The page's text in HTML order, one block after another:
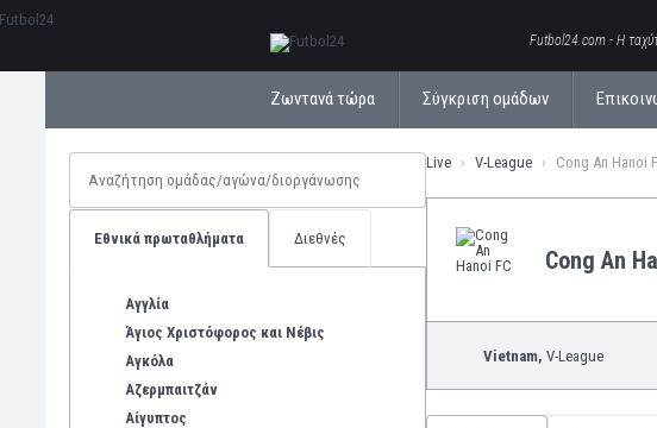
Futbol24.com - Η
Ζωντανά τώρα Σύγκριση ομάδων
Εθνικά πρωταθλήματα Διεθνές
Αγγλία
Άγιος Χριστόφορος και Νέβις
Αγκόλα
Αζερμπαιτζάν
Αίγυπτος
Live V-League
Cong An
Vietnam, V-League